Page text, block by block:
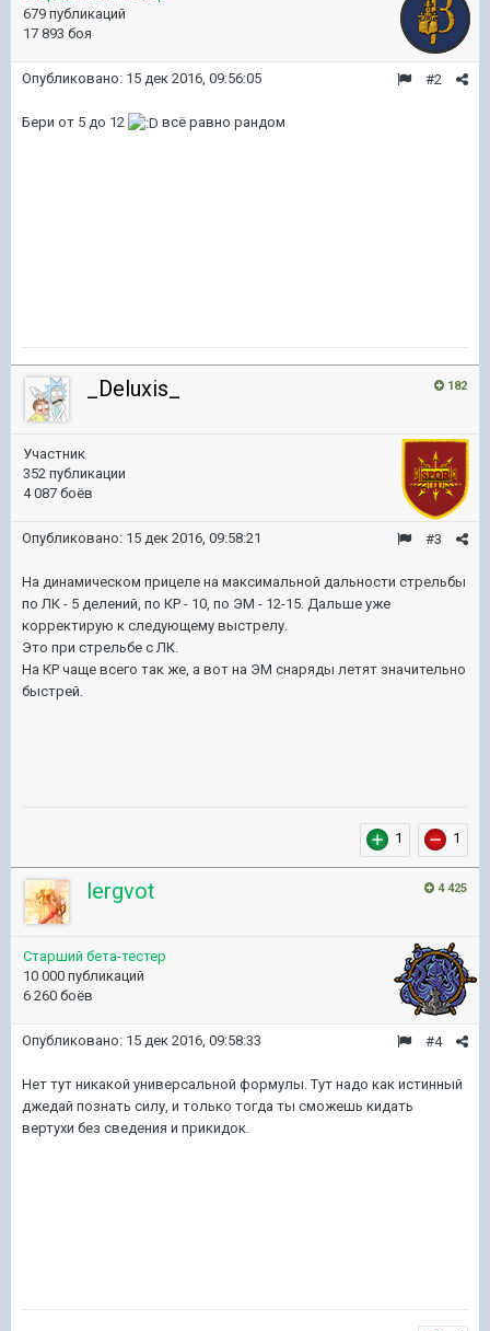
679 публикаций
17 893 боя
#2
Опубликовано: 15 дек 2016, 09:56:05
Бери от 5 до 12 всё равно рандом
182
_Deluxis_
Участник
352 публикации
4 087 боёв
#3
Опубликовано: 15 дек 2016, 09:58:21
На динамическом прицеле на максимальной дальности стрельбы
по ЛК - 5 делений, по КР - 10, по ЭМ - 12-15. Дальше уже
корректирую к следующему выстрелу.
Это при стрельбе с ЛК.
На КР чаще всего так же, а вот на ЭМ снаряды летят значительно
быстрей.
1 1
4 425
lergvot
Старший бета-тестер
10 000 публикаций
6 260 боёв
#4
Опубликовано: 15 дек 2016, 09:58:33
Нет тут никакой универсальной формулы. Тут надо как истинный
джедай познать силу, и только тогда ты сможешь кидать
вертухи без сведения и прикидок.